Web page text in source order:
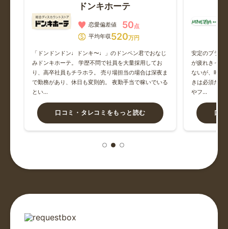
ベイカレント・コンサルティング
ベイカレは早慶からが多く、高学歴の集まりだから穴場
伊藤忠テクノソリューションズ
平均年収が1000万超えてる❤️
ドンキホーテ
恋愛偏差値 50点
平均年収520万円
「ドンドンドン♩ドンキ〜♩」のドンペン君でおなじ
みドンキホーテ。 学歴不問で社員を大量採用してお
り、高卒社員もチラホラ。 売り場担当の場合は深夜ま
で勤務があり、休日も変則的。 夜勤手当で稼いでいる
とい…
口コミ・タレコミをもっと読む
安定のブラッ
が疲れきって
ないが、時給
きは必須だろ
やフ…
口